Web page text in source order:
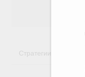
Стратегии